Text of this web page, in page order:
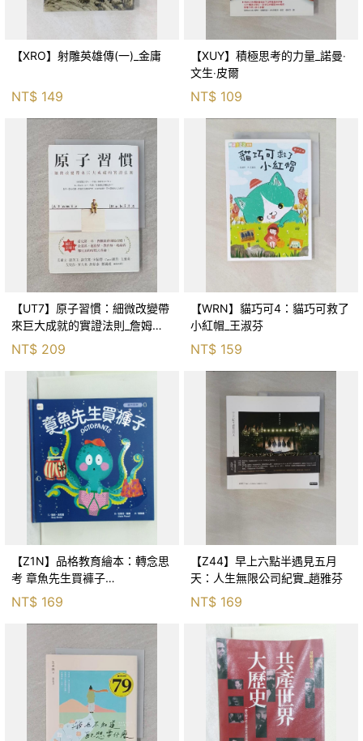
【XRO】射雕英雄傳(一)_金庸
NT$ 149
【XUY】積極思考的力量_諾曼‧
文生‧皮爾
NT$ 109
【UT7】原子習慣：細微改變帶
來巨大成就的實證法則_詹姆斯‧
克利爾, 蔡世偉
NT$ 209
【WRN】貓巧可4：貓巧可救了
小紅帽_王淑芬
NT$ 159
【Z1N】品格教育繪本：轉念思
考 章魚先生買褲子
(Octopants)_蘇西‧西尼爾, 黃筱
NT$ 169
【Z44】早上六點半遇見五月
天：人生無限公司紀實_趙雅芬
NT$ 169